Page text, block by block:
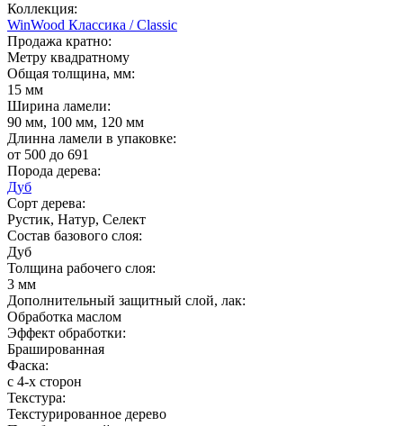
Коллекция:
WinWood Классика / Classic
Продажа кратно:
Метру квадратному
Общая толщина, мм:
15 мм
Ширина ламели:
90 мм, 100 мм, 120 мм
Длинна ламели в упаковке:
от 500 до 691
Порода дерева:
Дуб
Сорт дерева:
Рустик, Натур, Селект
Состав базового слоя:
Дуб
Толщина рабочего слоя:
3 мм
Дополнительный защитный слой, лак:
Обработка маслом
Эффект обработки:
Брашированная
Фаска:
с 4-х сторон
Текстура:
Текстурированное дерево